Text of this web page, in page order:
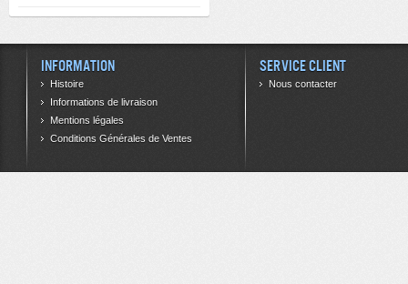
Information
Histoire
Informations de livraison
Mentions légales
Conditions Générales de Ventes
Service client
Nous contacter